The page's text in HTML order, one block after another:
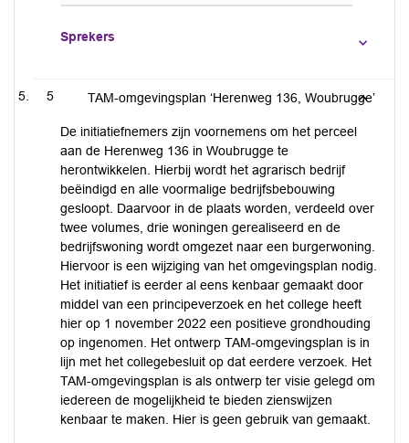
Sprekers
5 TAM-omgevingsplan ‘Herenweg 136, Woubrugge’
De initiatiefnemers zijn voornemens om het perceel
aan de Herenweg 136 in Woubrugge te
herontwikkelen. Hierbij wordt het agrarisch bedrijf
beëindigd en alle voormalige bedrijfsbebouwing
gesloopt. Daarvoor in de plaats worden, verdeeld over
twee volumes, drie woningen gerealiseerd en de
bedrijfswoning wordt omgezet naar een burgerwoning.
Hiervoor is een wijziging van het omgevingsplan nodig.
Het initiatief is eerder al eens kenbaar gemaakt door
middel van een principeverzoek en het college heeft
hier op 1 november 2022 een positieve grondhouding
op ingenomen. Het ontwerp TAM-omgevingsplan is in
lijn met het collegebesluit op dat eerdere verzoek. Het
TAM-omgevingsplan is als ontwerp ter visie gelegd om
iedereen de mogelijkheid te bieden zienswijzen
kenbaar te maken. Hier is geen gebruik van gemaakt.